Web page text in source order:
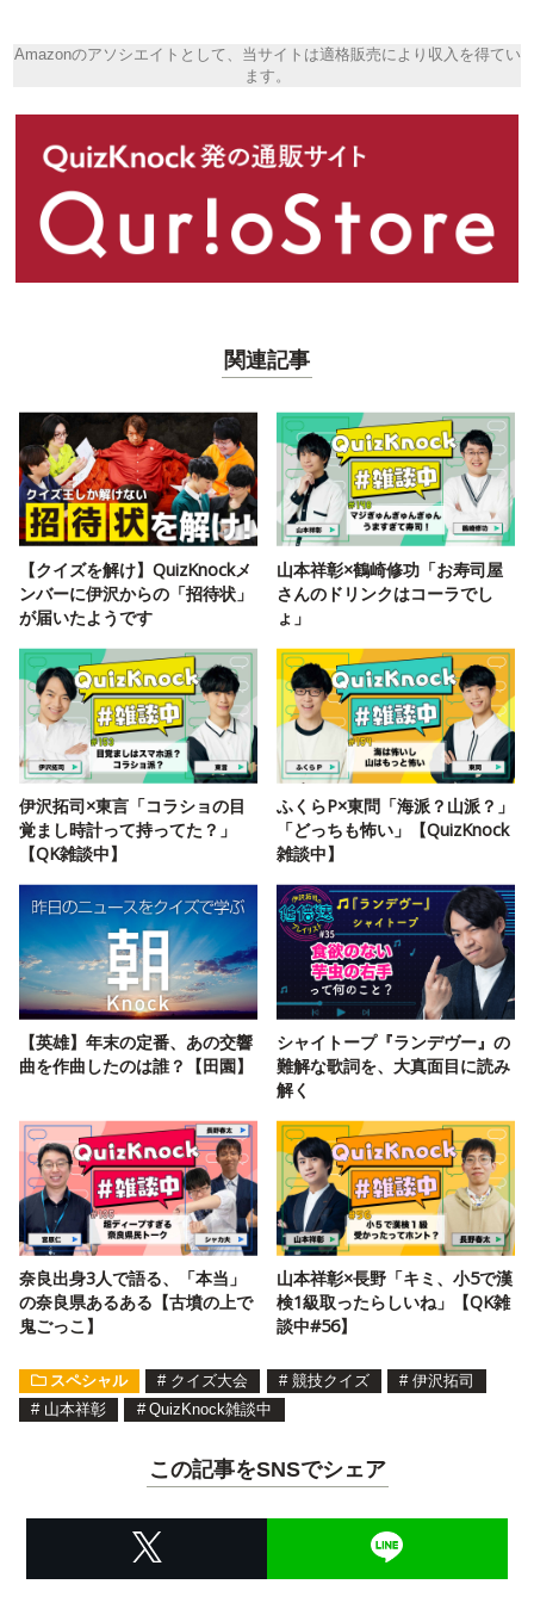
Amazonのアソシエイトとして、当サイトは適格販売により収入を得てい
ます。
関連記事
【クイズを解け】QuizKnockメ
ンバーに伊沢からの「招待状」
が届いたようです
山本祥彰×鶴崎修功「お寿司屋
さんのドリンクはコーラでし
ょ」
伊沢拓司×東言「コラショの目
覚まし時計って持ってた？」
【QK雑談中】
ふくらP×東問「海派？山派？」
「どっちも怖い」【QuizKnock
雑談中】
【英雄】年末の定番、あの交響
曲を作曲したのは誰？【田園】
シャイトープ『ランデヴー』の
難解な歌詞を、大真面目に読み
解く
奈良出身3人で語る、「本当」
の奈良県あるある【古墳の上で
鬼ごっこ】
山本祥彰×長野「キミ、小5で漢
検1級取ったらしいね」【QK雑
談中#56】
スペシャル # クイズ大会 # 競技クイズ # 伊沢拓司
# 山本祥彰 # QuizKnock雑談中
この記事をSNSでシェア